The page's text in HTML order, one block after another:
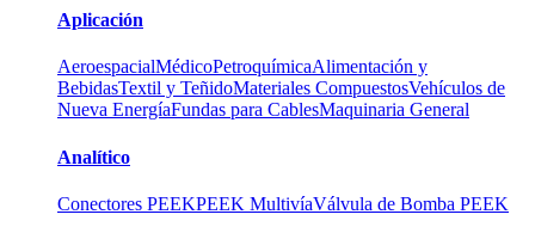
Aplicación
AeroespacialMédicoPetroquímicaAlimentación y
BebidasTextil y TeñidoMateriales CompuestosVehículos de
Nueva EnergíaFundas para CablesMaquinaria General
Analítico
Conectores PEEKPEEK MultivíaVálvula de Bomba PEEK